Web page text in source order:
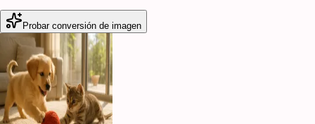
Probar conversión de imagen